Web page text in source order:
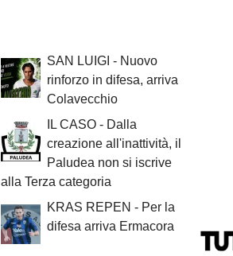
SAN LUIGI - Nuovo
rinforzo in difesa, arriva
Colavecchio
IL CASO - Dalla
creazione all'inattività, il
Paludea non si iscrive
alla Terza categoria
KRAS REPEN - Per la
difesa arriva Ermacora